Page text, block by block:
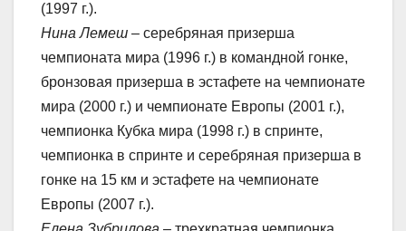
(1997 г.).
Нина Лемеш – серебряная призерша
чемпионата мира (1996 г.) в командной гонке,
бронзовая призерша в эстафете на чемпионате
мира (2000 г.) и чемпионате Европы (2001 г.),
чемпионка Кубка мира (1998 г.) в спринте,
чемпионка в спринте и серебряная призерша в
гонке на 15 км и эстафете на чемпионате
Европы (2007 г.).